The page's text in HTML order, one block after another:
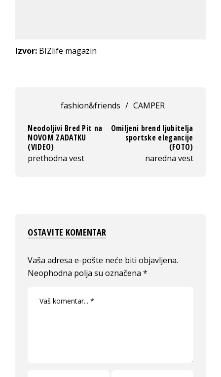
Izvor: BIZlife magazin
fashion&friends / CAMPER
Neodoljivi Bred Pit na
NOVOM ZADATKU
(VIDEO)
prethodna vest
Omiljeni brend ljubitelja
sportske elegancije
(FOTO)
naredna vest
OSTAVITE KOMENTAR
Vaša adresa e-pošte neće biti objavljena.
Neophodna polja su označena*